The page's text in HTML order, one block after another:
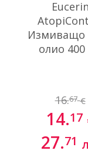
Eucerin
Измиващо
олио
16.67 €
14.17
27.71